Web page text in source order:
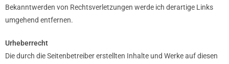
Bekanntwerden von Rechtsverletzungen werde ich derartige Links
umgehend entfernen.
Urheberrecht
Die durch die Seitenbetreiber erstellten Inhalte und Werke auf diesen